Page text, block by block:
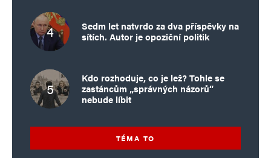
Sedm let natvrdo za dva příspěvky na
sítích. Autor je opoziční politik
Kdo rozhoduje, co je lež? Tohle se
zastáncům „správných názorů“
nebude líbit
TÉMA TO